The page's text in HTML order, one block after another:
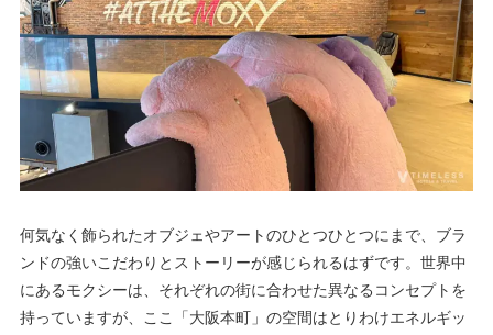
何気なく飾られたオブジェやアートのひとつひとつにまで、ブラ
ンドの強いこだわりとストーリーが感じられるはずです。世界中
にあるモクシーは、それぞれの街に合わせた異なるコンセプトを
持っていますが、ここ「大阪本町」の空間はとりわけエネルギッ